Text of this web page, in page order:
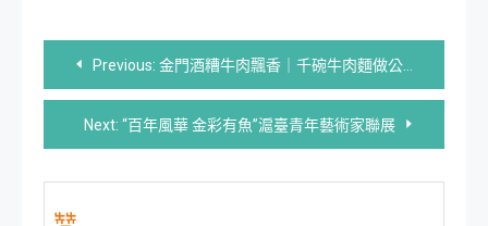
文
章
導
覽
Previous: 金門酒糟牛肉飄香｜千碗牛肉麵做公益
Next: “百年風華 金彩有魚”滬臺青年藝術家聯展